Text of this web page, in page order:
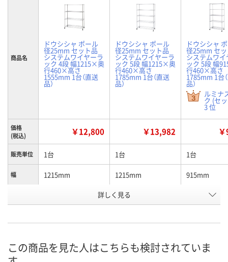
商品名
ドウシシャ ポール
径25mm セット品
システムワイヤーラ
ック 4段 幅1215×奥
行460×高さ
1555mm 1台（直送
品）
ドウシシャ ポール
径25mm セット品
システムワイヤーラ
ック 5段 幅1215×奥
行460×高さ
1785mm 1台（直送
品）
ドウシシャ
径25mm セ
システムワ
ック 5段 幅
行460×高さ
1785mm 1台
品）
ルミナ
ク (セ
3 位
価格
(税込)
￥12,800 ￥13,982
販売単位 1台 1台 1台
幅 1215mm 1215mm 915mm
5段
号
詳しく見る
この商品を見た人はこちらも検討されていま